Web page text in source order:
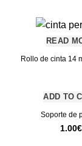
READ
Rollo de cinta 14
ADD TO
Soporte de
1.00€